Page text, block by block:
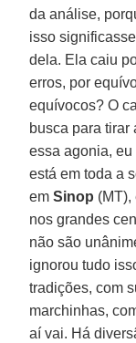
da análise,
isso
dela. Ela caiu
erros, por
equívocos? O
busca para tirar
essa agonia,
está em toda a
emSinop (MT),
nos grandes
não são
ignorou tudo
tradições, com
marchinhas,
aí vai. Há